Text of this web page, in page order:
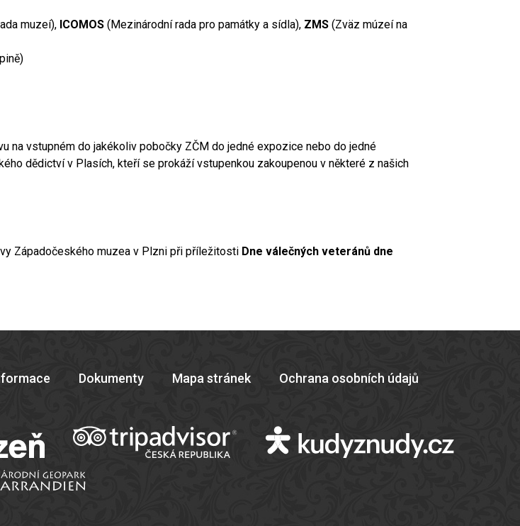
muzeí), ICOMOS (Mezinárodní rada pro památky a sídla), ZMS (Zväz múzeí na
na vstupném do jakékoliv pobočky ZČM do jedné expozice nebo do jedné
dědictví v Plasích, kteří se prokáží vstupenkou zakoupenou v některé z našich
Západočeského muzea v Plzni při příležitosti Dne válečných veteránů dne
Dokumenty Mapa stránek Ochrana osobních údajů